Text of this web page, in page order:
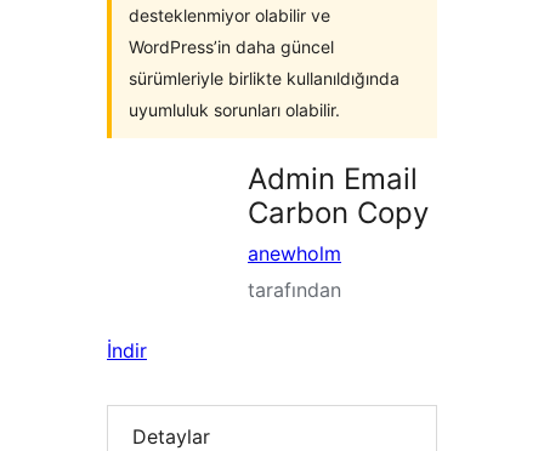
desteklenmiyor olabilir ve
WordPress’in daha güncel
sürümleriyle birlikte kullanıldığında
uyumluluk sorunları olabilir.
Admin Email
Carbon Copy
anewholm
tarafından
İndir
Detaylar